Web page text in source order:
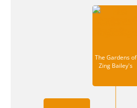
The Gardens of
Zing Bailey's